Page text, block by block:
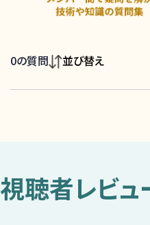
0の質問 並び替え
視聴者レビュ